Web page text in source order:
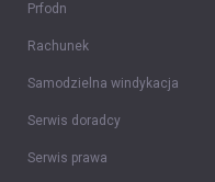
Prfodn
Rachunek
Samodzielna windykacja
Serwis doradcy
Serwis prawa